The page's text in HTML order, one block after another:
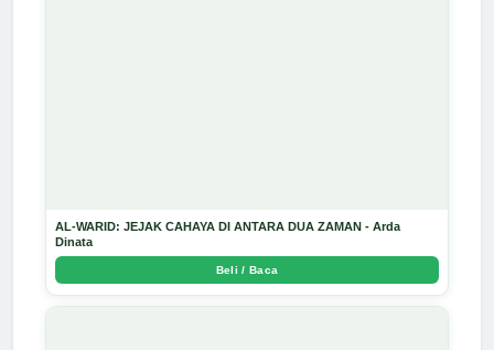
AL-WARID: JEJAK CAHAYA DI ANTARA DUA ZAMAN - Arda
Dinata
Beli / Baca